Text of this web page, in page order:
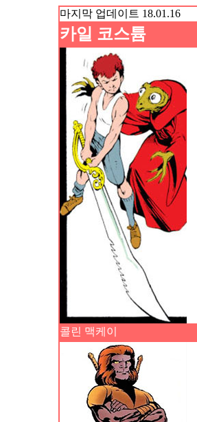
마지막 업데이트 18.01.16
카일 코스튬
콜린 맥케이